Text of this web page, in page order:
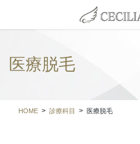
テ
ゲ
医療脱毛
HOME 診療科目 医療脱毛